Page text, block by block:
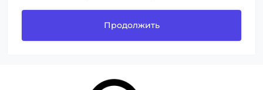
Продолжить